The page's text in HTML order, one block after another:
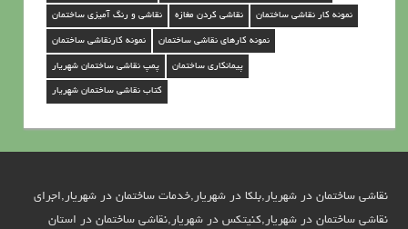
نقاشی و رنگ آمیزی ساختمان نقاشی کردن مغازه نمونه کار نقاشی ساختمان
نمونه کارنقاشی ساختمان نمونه کارهای نقاشی ساختمان
پمپ نقاشی ساختمان شهریار پیمانکاری ساختمان
کتاب نقاشی ساختمان شهریار
نقاشی ساختمان در شهریار,بلکا در شهریار,خدمات ساختمان در شهریار,اجرای
نقاشی ساختمان در شهریار,کنیتکس در شهریار,نقاشی ساختمان در استان